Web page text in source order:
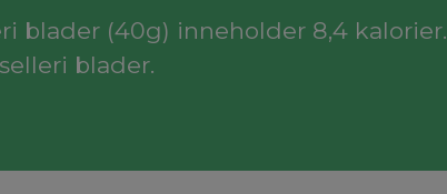
blader (40g) inneholder 8,4 kalorier.
blader.